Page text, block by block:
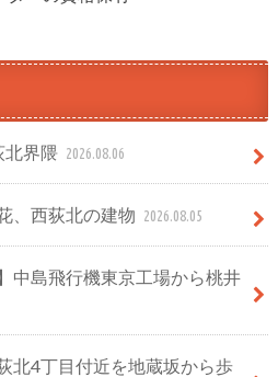
界隈 2026.08.06
、西荻北の建物 2026.08.05
中島飛行機東京工場から桃井
4丁目付近を地蔵坂から歩